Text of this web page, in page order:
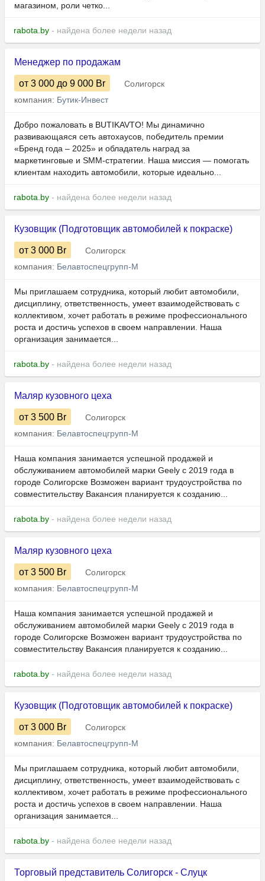
магазином, роли четко...
rabota.by - найдена более недели назад
Менеджер по продажам
от 3 000 до 9 000 Br
Солигорск
компания: Бутик-Инвест
Добро пожаловать в BUTIKAVTO! Мы динамично
развивающаяся сеть автохаусов, победитель премии
«Бренд года – 2025» и обладатель наград за
маркетинговые и SMM-стратегии. Наша миссия — помогать
клиентам находить автомобили, которые идеально...
rabota.by - найдена более недели назад
Кузовщик (Подготовщик автомобилей к покраске)
от 3 000 Br
Солигорск
компания: Белавтоспецгрупп-М
Мы приглашаем сотрудника, который любит автомобили,
дисциплину, ответственность, умеет взаимодействовать с
коллективом, хочет работать в режиме профессионального
роста и достичь успехов в своем направлении. Наша
организация занимается...
rabota.by - найдена более недели назад
Маляр кузовного цеха
от 3 500 Br
Солигорск
компания: Белавтоспецгрупп-М
Наша компания занимается успешной продажей и
обслуживанием автомобилей марки Geely с 2019 года в
городе Солигорске Возможен вариант трудоустройства по
совместительству Вакансия планируется к созданию...
rabota.by - найдена более недели назад
Маляр кузовного цеха
от 3 500 Br
Солигорск
компания: Белавтоспецгрупп-М
Наша компания занимается успешной продажей и
обслуживанием автомобилей марки Geely с 2019 года в
городе Солигорске Возможен вариант трудоустройства по
совместительству Вакансия планируется к созданию...
rabota.by - найдена более недели назад
Кузовщик (Подготовщик автомобилей к покраске)
от 3 000 Br
Солигорск
компания: Белавтоспецгрупп-М
Мы приглашаем сотрудника, который любит автомобили,
дисциплину, ответственность, умеет взаимодействовать с
коллективом, хочет работать в режиме профессионального
роста и достичь успехов в своем направлении. Наша
организация занимается...
rabota.by - найдена более недели назад
Торговый представитель Солигорск - Слуцк